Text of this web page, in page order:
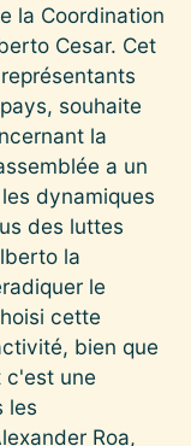
la Coordination
Cesar. Cet
souhaite
la
a un
dynamiques
des luttes
la
le
cette
bien que
c'est une
les
Roa,